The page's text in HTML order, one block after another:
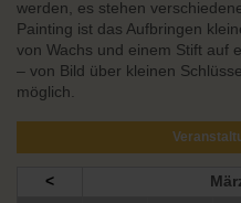
werden, es stehen
Painting ist das Aufbringen
von Wachs und einem Stift auf
– von Bild über kleinen
möglich.
<